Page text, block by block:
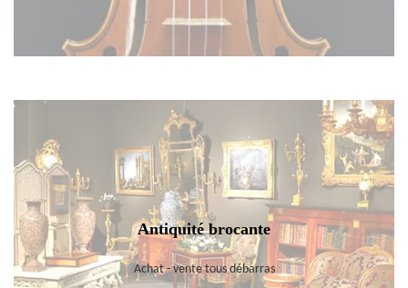
Antiquité brocante
Achat - vente tous débarras